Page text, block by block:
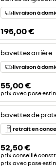
livraison à
195,00 €
bavettes arrière
livraison à
55,00 €
prix avec pose
bavettes de
retrait en
52,50 €
prix conseillé
prix avec pose